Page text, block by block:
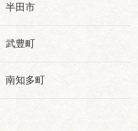
半田市
武豊町
南知多町